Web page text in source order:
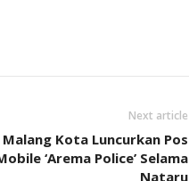
Next article
Kota Luncurkan Pos
‘Arema Police’ Selama
Nataru